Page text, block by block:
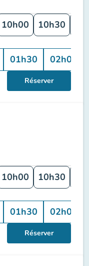
10h00 10h30
01h30 02h00
Réserver
10h00 10h30
01h30 02h00
Réserver